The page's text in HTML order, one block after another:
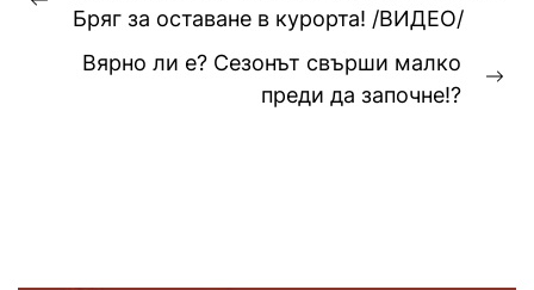
Previous
Бряг за оставане в курорта! /ВИДЕО/
Вярно ли е? Сезонът свърши малко
преди да започне!?